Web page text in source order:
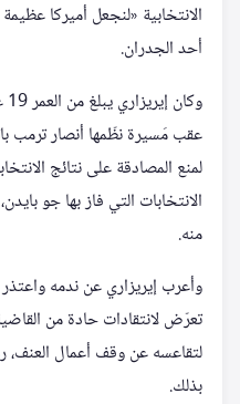
الانتخابية «لنجعل أميركا
أحد الجدران.
عقب مَسيرة نظّمها أنصار ترمب
الانتخابات التي فاز بها جو
منه.
وأعرب إيريزاري عن ندمه
تعرّض لانتقادات حادة من
لتقاعسه عن وقف أعمال العنف،
بذلك.